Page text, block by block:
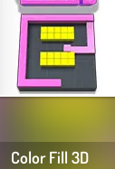
Color Fill 3D